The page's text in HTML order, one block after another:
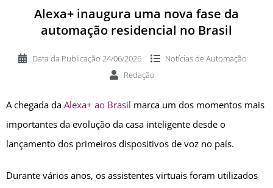
Alexa+ inaugura uma nova fase da
automação residencial no Brasil
Data da Publicação 24/06/2026 Notícias deAutomação
Redação
A chegada daAlexa+ ao Brasil marca um dos momentos mais
importantes da evolução da casa inteligente desde o
lançamento dos primeiros dispositivos de voz no país.
Durante vários anos, os assistentes virtuais foram utilizados